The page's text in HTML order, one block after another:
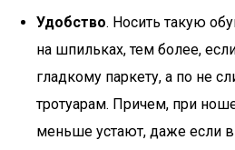
Удобство. Носить такую
на шпильках, тем более,
гладкому паркету, а по не
тротуарам. Причем, при
меньше устают, даже если